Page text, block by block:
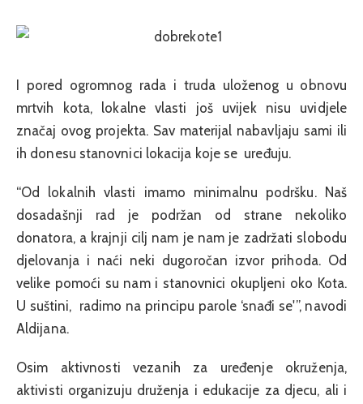
I pored ogromnog rada i truda uloženog u obnovu
mrtvih kota, lokalne vlasti još uvijek nisu uvidjele
značaj ovog projekta. Sav materijal nabavljaju sami ili
ih donesu stanovnici lokacija koje se uređuju.
“Od lokalnih vlasti imamo minimalnu podršku. Naš
dosadašnji rad je podržan od strane nekoliko
donatora, a krajnji cilj nam je nam je zadržati slobodu
djelovanja i naći neki dugoročan izvor prihoda. Od
velike pomoći su nam i stanovnici okupljeni oko Kota.
U suštini, radimo na principu parole ‘snađi se'”, navodi
Aldijana.
Osim aktivnosti vezanih za uređenje okruženja,
aktivisti organizuju druženja i edukacije za djecu, ali i